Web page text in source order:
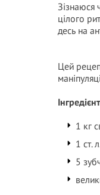
Зізнаюся
цілого
десь на
Цей
1 кг
1 ст.
5